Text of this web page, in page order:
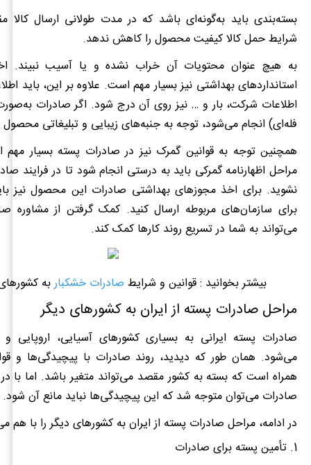
بسته‌بندی باید به‌گونه‌ای باشد که در مدت طولانی ارسال کالا
شرایط حمل کالا کیفیت محصول را کاهش ندهد.
به‌ هیچ ‌عنوان محتویات آن خراب نشده و یا آسیب نبیند.
استانداردهای بهداشتی نیز بسیار مهم است. علاوه بر این، باید
اطلاعات شرکت، بار و … نیز روی آن درج شود. اگر صادرات
فله‌ای) انجام می‌شود، توجه به جنبه‌های زیبایی و تبلیغاتی
همچنین توجه به قوانین گمرک نیز در صادرات پسته بسیار
مراحل اظهارنامه گمرکی باید به درستی انجام شود تا در فرایند
نشوید. برای اخذ مجوزهای بهداشتی صادرات این محصول نیز
برای سازمان‌های مربوطه ارسال کنید. کمک گرفتن از مشاوره
می‌تواند به شما در تسریع روند کارها کمک کند.
بیشتر بخوانید : قوانین و شرایط صادرات خشکباربه
مراحل صادرات پسته از ایران به کشورهای دیگر
صادرات پسته ایرانی به بسیاری کشورهای آسیایی، اروپایی و
می‌شود. همان طور که دیدید، روند صادرات با پیچیدگی‌ها و
همراه است که بسته به کشور مقصد می‌تواند متغیر باشد. اما با
صادرات می‌توان متوجه شد که این پیچیدگی‌ها نباید مانع آن شود.
در ادامه، مراحل صادرات پسته از ایران به کشورهای دیگر را با هم
1. تأمین پسته برای صادرات